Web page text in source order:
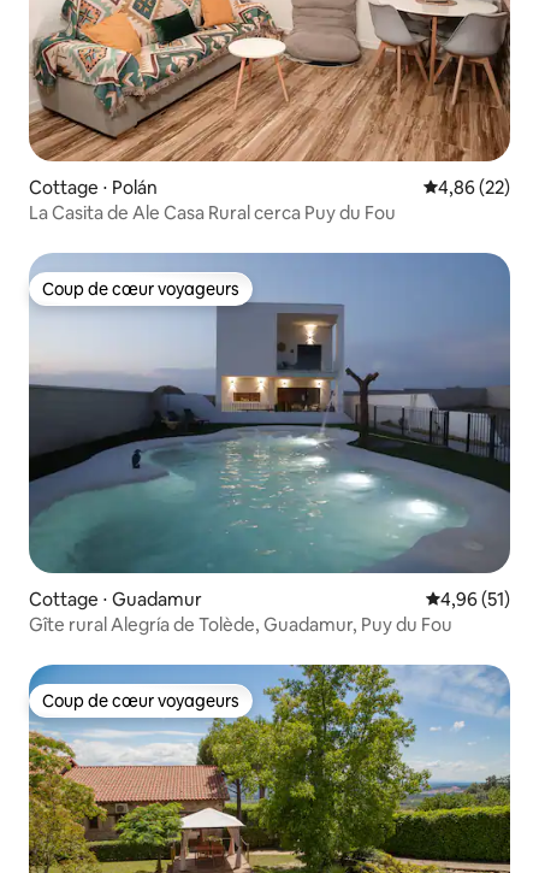
Cottage ⋅ Polán Évaluation
4,86 (22)
La Casita de Ale Casa Rural cerca Puy du Fou
Coup de cœur voyageurs
Coup de cœur voyageurs
Cottage ⋅ Guadamur Évaluation
4,96 (51)
Gîte rural Alegría de Tolède, Guadamur, Puy du Fou
Coup de cœur voyageurs
Coup de cœur voyageurs